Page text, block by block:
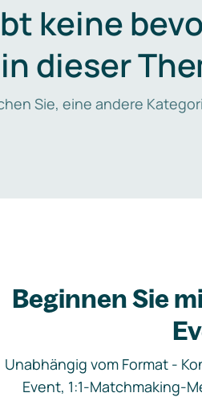
keine
in dieser
Sie, eine andere
Beginnen Sie
Unabhängig vom Format -
Event, 1:1-Matchmaking-